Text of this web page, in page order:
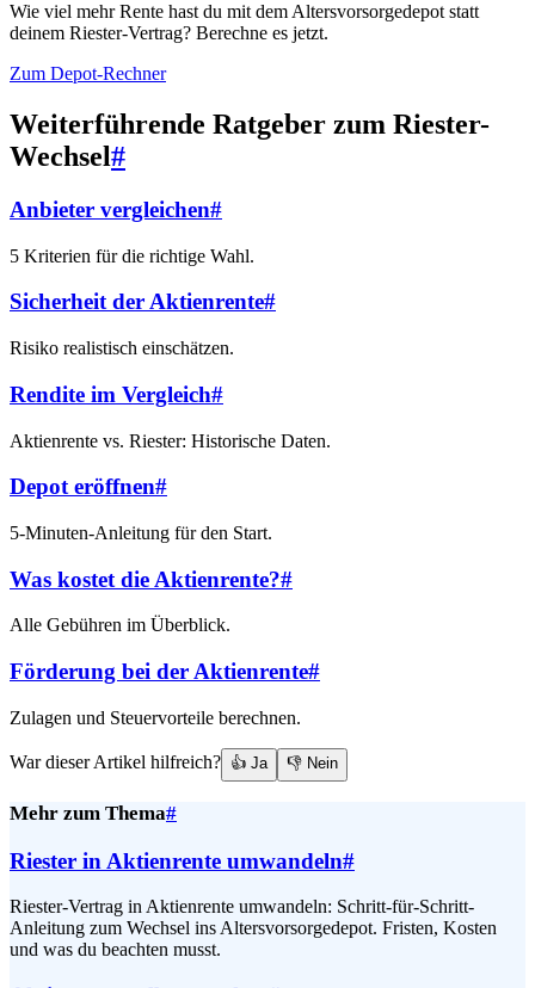
Wie viel mehr Rente hast du mit dem Altersvorsorgedepot statt
deinem Riester-Vertrag? Berechne es jetzt.
Zum Depot-Rechner
Weiterführende Ratgeber zum Riester-
Wechsel#
Anbieter vergleichen#
5 Kriterien für die richtige Wahl.
Sicherheit der Aktienrente#
Risiko realistisch einschätzen.
Rendite im Vergleich#
Aktienrente vs. Riester: Historische Daten.
Depot eröffnen#
5-Minuten-Anleitung für den Start.
Was kostet die Aktienrente?#
Alle Gebühren im Überblick.
Förderung bei der Aktienrente#
Zulagen und Steuervorteile berechnen.
War dieser Artikel hilfreich? 👍 Ja 👎 Nein
Mehr zum Thema#
Riester in Aktienrente umwandeln#
Riester-Vertrag in Aktienrente umwandeln: Schritt-für-Schritt-
Anleitung zum Wechsel ins Altersvorsorgedepot. Fristen, Kosten
und was du beachten musst.